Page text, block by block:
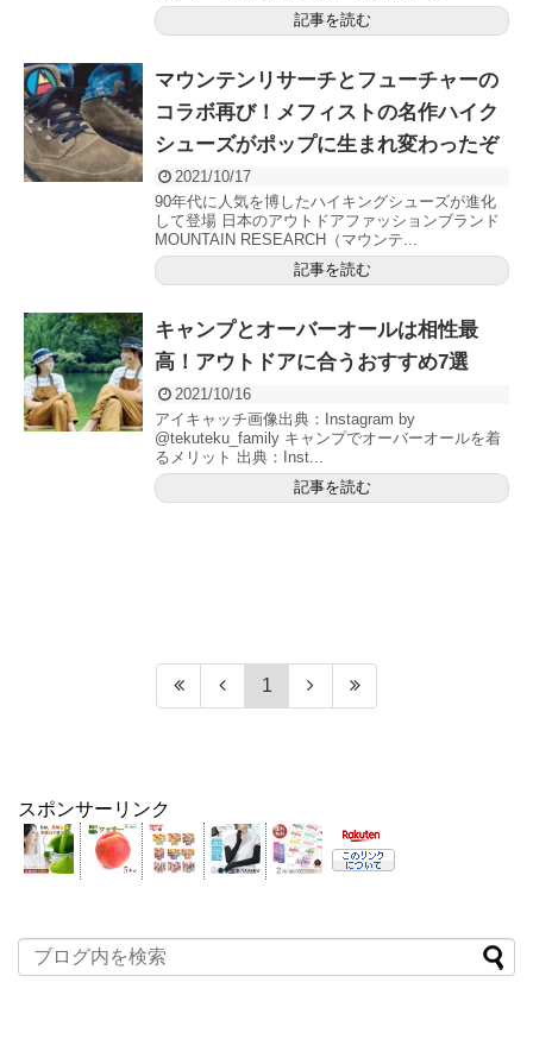
記事を読む
マウンテンリサーチとフューチャーの
コラボ再び！メフィストの名作ハイク
シューズがポップに生まれ変わったぞ
2021/10/17
90年代に人気を博したハイキングシューズが進化
して登場 日本のアウトドアファッションブランド
MOUNTAIN RESEARCH（マウンテ...
記事を読む
キャンプとオーバーオールは相性最
高！アウトドアに合うおすすめ7選
2021/10/16
アイキャッチ画像出典：Instagram by
@tekuteku_family キャンプでオーバーオールを着
るメリット 出典：Inst...
記事を読む
1
スポンサーリンク